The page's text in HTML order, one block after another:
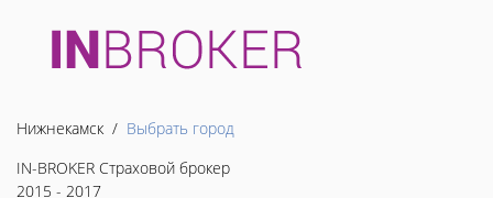
Нижнекамск / Выбрать город
IN-BROKER Страховой брокер
2015 - 2017